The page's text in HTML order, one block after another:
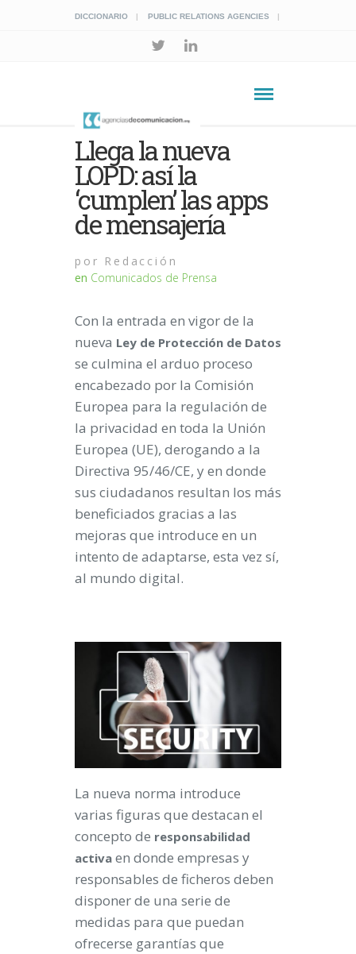
DICCIONARIO PUBLIC RELATIONS AGENCIES
Llega la nueva
LOPD: así la
‘cumplen’ las apps
de mensajería
por Redacción
en Comunicados de Prensa
Con la entrada en vigor de la
nueva Ley de Protección de Datos
se culmina el arduo proceso
encabezado por la Comisión
Europea para la regulación de
la privacidad en toda la Unión
Europea (UE), derogando a la
Directiva 95/46/CE, y en donde
sus ciudadanos resultan los más
beneficiados gracias a las
mejoras que introduce en un
intento de adaptarse, esta vez sí,
al mundo digital.
La nueva norma introduce
varias figuras que destacan el
concepto de responsabilidad
activa en donde empresas y
responsables de ficheros deben
disponer de una serie de
medidas para que puedan
ofrecerse garantías que